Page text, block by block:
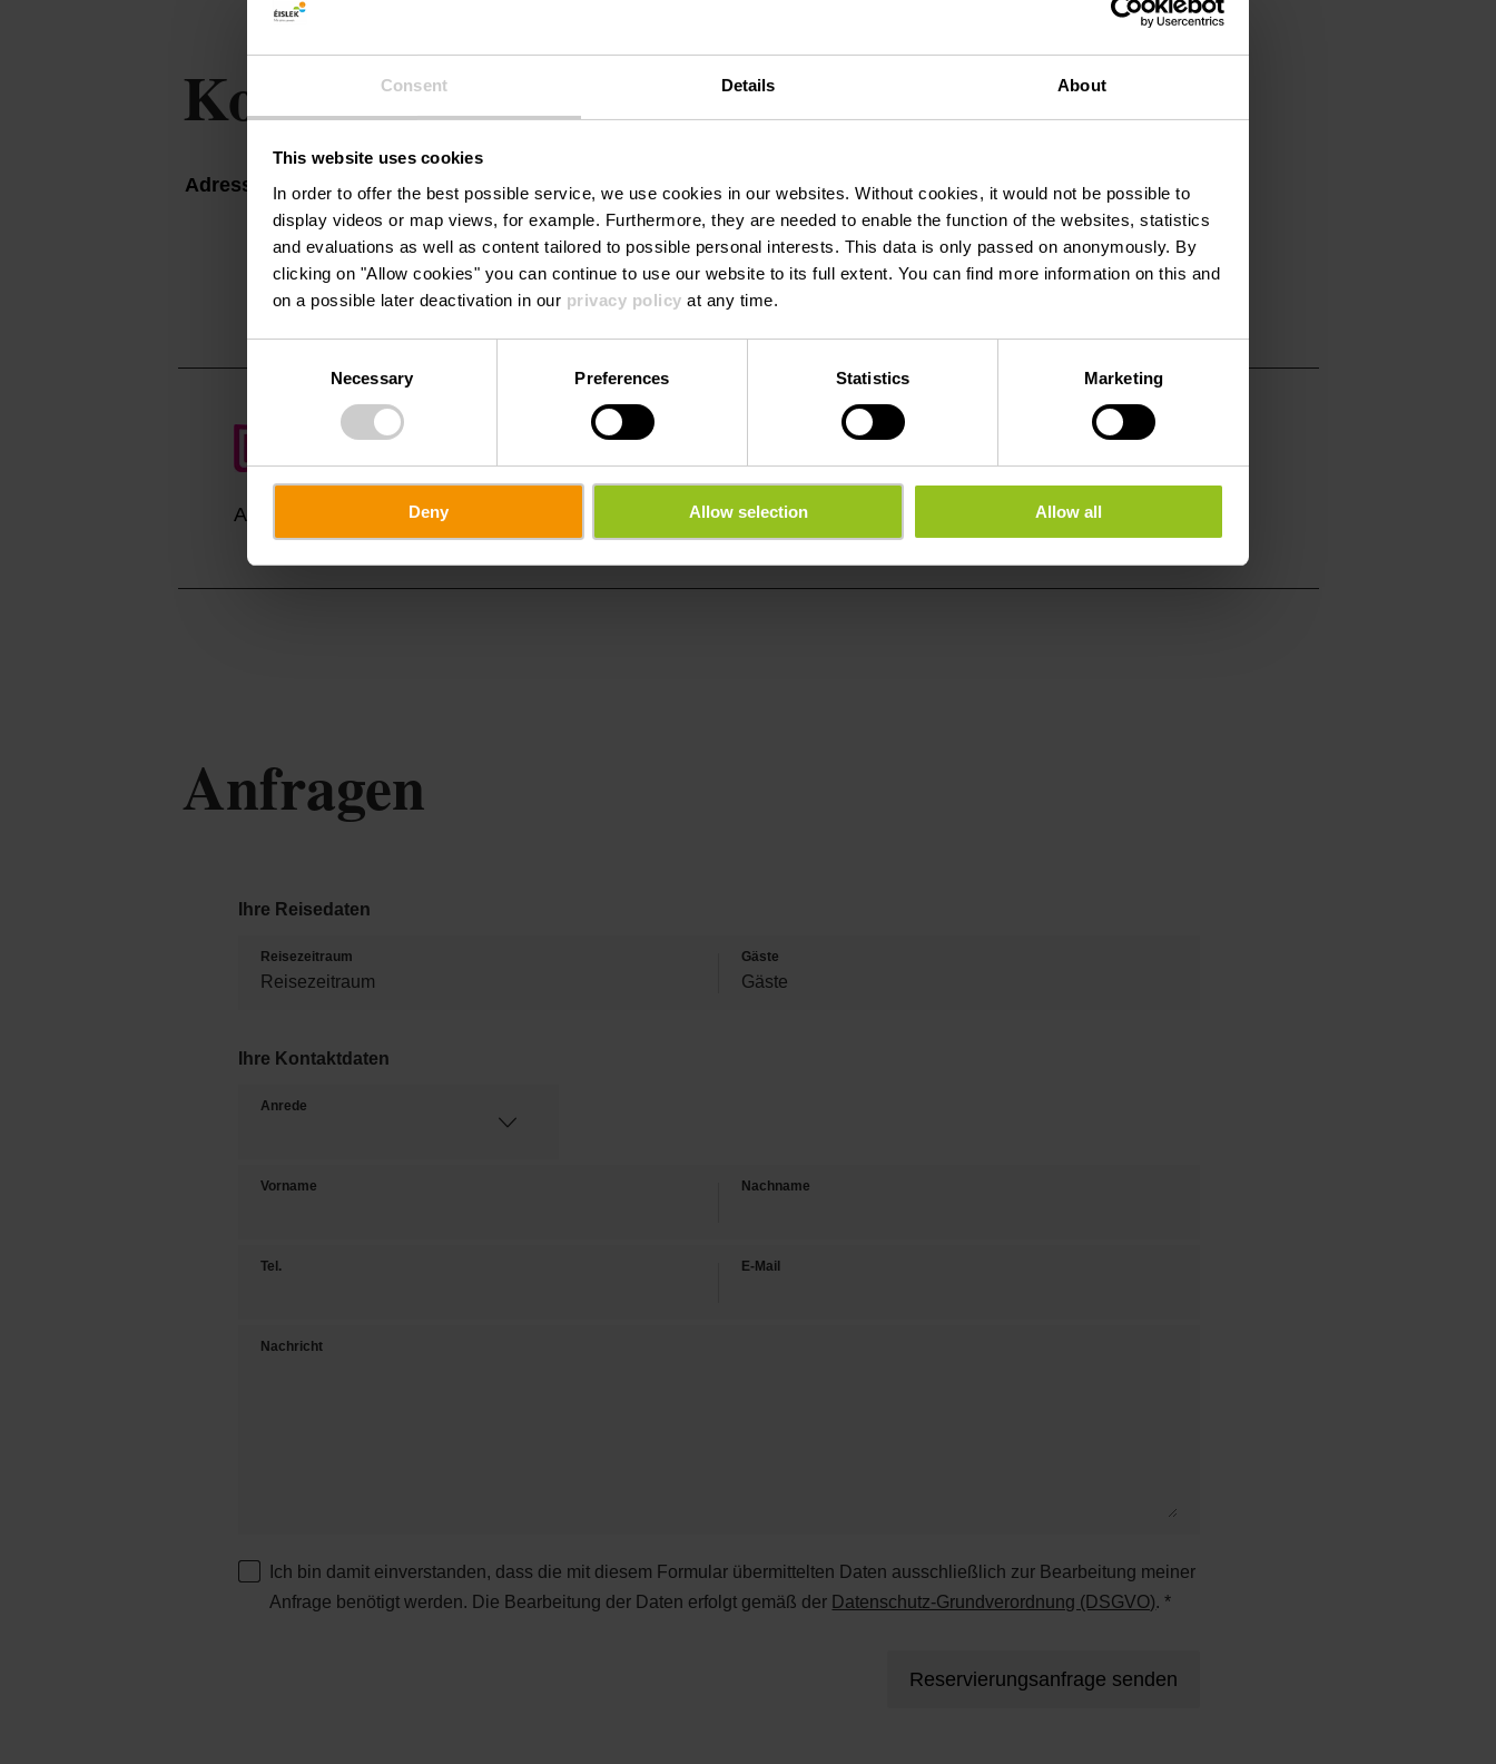
Consent Details About
This website uses cookies
In order to offer the best possible service, we use cookies in our websites. Without cookies, it would not be possible to
display videos or map views, for example. Furthermore, they are needed to enable the function of the websites, statistics
and evaluations as well as content tailored to possible personal interests. This data is only passed on anonymously. By
clicking on "Allow cookies" you can continue to use our website to its full extent. You can find more information on this and
on a possible later deactivation in our privacy policy at any time.
Necessary Preferences Statistics Marketing
Deny Allow selection Allow all
Kontakt
Adresse:
Gîte Eechbaach
12A, Rue Eschbach
L-9153 Dirbach
Auf Karte anzeigen
+352 691 41 21 91
E-Mail:
robertadam1335@gmail.com
Webseite:
http://www.gitesardennes.com
Anreise planen
Anfragen
Ihre Reisedaten
Reisezeitraum Gäste
Ihre Kontaktdaten
Anrede
Vorname Nachname
Tel. E-Mail
Nachricht
Ich bin damit einverstanden, dass die mit diesem Formular übermittelten Daten ausschließlich zur Bearbeitung meiner
Anfrage benötigt werden. Die Bearbeitung der Daten erfolgt gemäß der Datenschutz-Grundverordnung (DSGVO). *
Reservierungsanfrage senden